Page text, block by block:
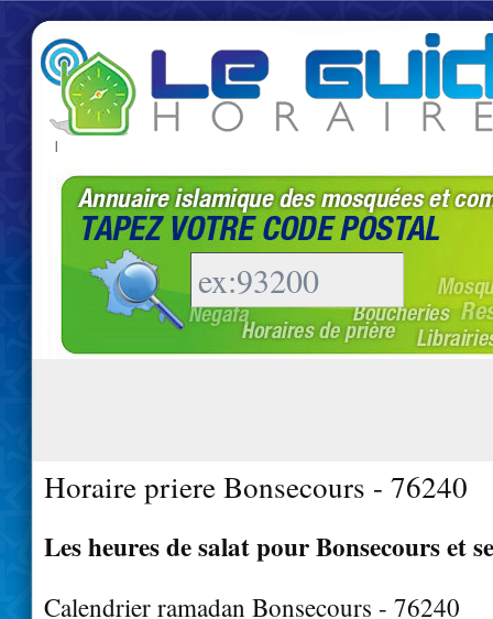
|
Horaire priere Bonsecours - 76240
Les heures de salat pour Bonsecours et
Calendrier ramadan Bonsecours - 76240